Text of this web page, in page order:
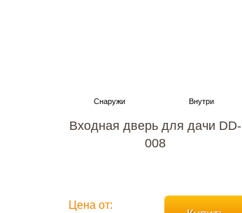
Входная дверь для дачи DD-
008
Цена от: